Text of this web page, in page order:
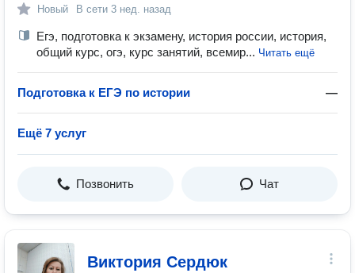
Новый В сети 3 нед. назад
Егэ, подготовка к экзамену, история россии, история,
общий курс, огэ, курс занятий, всемир... Читать ещё
Подготовка к ЕГЭ по истории —
Ещё 7 услуг
Позвонить Чат
Виктория Сердюк